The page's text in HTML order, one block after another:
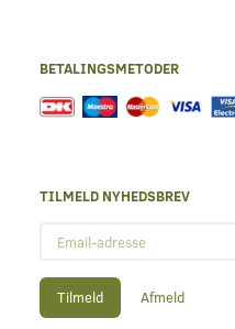
BETALINGSMETODER
TILMELD NYHEDSBREV
adresse
Tilmeld Afmeld